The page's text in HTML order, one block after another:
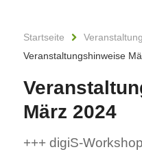
Startseite
Veranstaltungshinweise
März 2024
+++ digiS-